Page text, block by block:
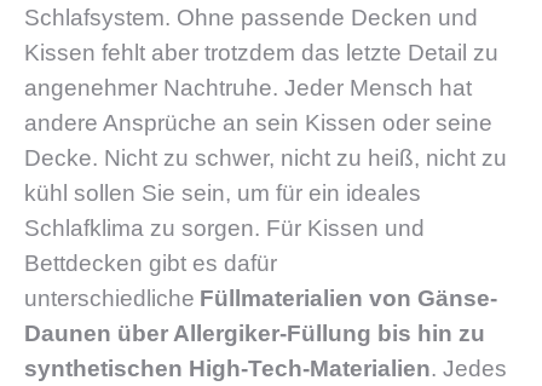
Schlafsystem. Ohne passende Decken und
Kissen fehlt aber trotzdem das letzte Detail zu
angenehmer Nachtruhe. Jeder Mensch hat
andere Ansprüche an sein Kissen oder seine
Decke. Nicht zu schwer, nicht zu heiß, nicht zu
kühl sollen Sie sein, um für ein ideales
Schlafklima zu sorgen. Für Kissen und
Bettdecken gibt es dafür
unterschiedliche Füllmaterialien von Gänse-
Daunen über Allergiker-Füllung bis hin zu
synthetischen High-Tech-Materialien. Jedes